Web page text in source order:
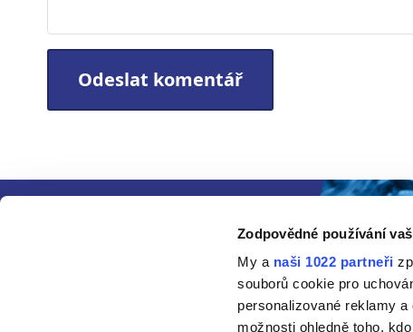
Zodpovědné používání
My a naši 1022 partneři
souborů cookie pro
personalizované reklamy
možnosti ohledně toho,